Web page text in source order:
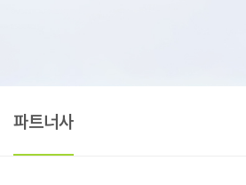
파트너사